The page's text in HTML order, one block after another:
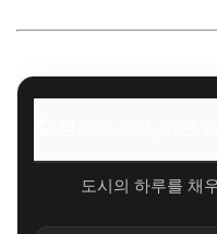
Q. 경비는 얼마나 들까
도시의 하루를 채